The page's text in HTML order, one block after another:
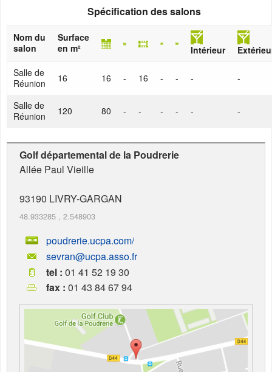
Spécification des salons
Nom du
salon
Surface
en m²
Intérieur
Salle de
Réunion
16 16 - 16 - - - -
Salle de
Réunion
120 80 - - - - - -
Golf départemental de la Poudrerie
Allée Paul Vieille
93190 LIVRY-GARGAN
48.933285 , 2.548903
poudrerie.ucpa.com/
sevran@ucpa.asso.fr
tel : 01 41 52 19 30
fax : 01 43 84 67 94